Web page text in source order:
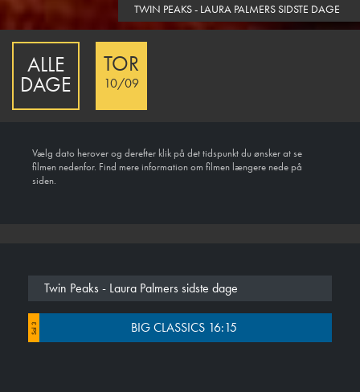
TWIN PEAKS - LAURA PALMERS SIDSTE DAGE
ALLE
DAGE
TOR
10/09
Vælg dato herover og derefter klik på det tidspunkt du ønsker at se
filmen nedenfor. Find mere information om filmen længere nede på
siden.
Twin Peaks - Laura Palmers sidste dage
Sal 3 BIG CLASSICS 16:15